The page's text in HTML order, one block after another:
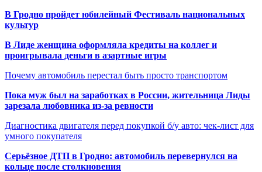
В Гродно пройдет юбилейный Фестиваль национальных
культур
В Лиде женщина оформляла кредиты на коллег и
проигрывала деньги в азартные игры
Почему автомобиль перестал быть просто транспортом
Пока муж был на заработках в России, жительница Лиды
зарезала любовника из-за ревности
Диагностика двигателя перед покупкой б/у авто: чек-лист для
умного покупателя
Серьёзное ДТП в Гродно: автомобиль перевернулся на
кольце после столкновения